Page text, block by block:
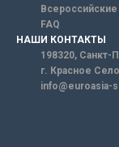
FAQ
НАШИ КОНТАКТЫ
198320, Санкт-
г. Красное
info@euroasia-